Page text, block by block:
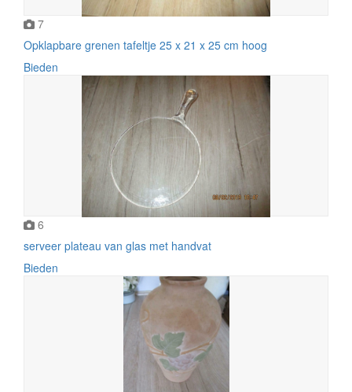
7
Opklapbare grenen tafeltje 25 x 21 x 25 cm hoog
Bieden
6
serveer plateau van glas met handvat
Bieden